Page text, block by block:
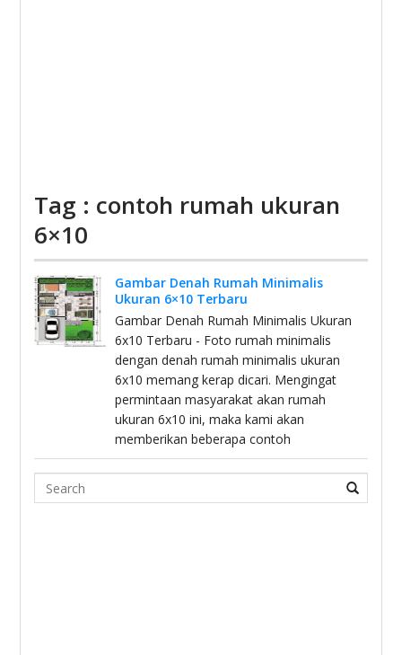
Tag : contoh rumah ukuran
6×10
Gambar Denah Rumah Minimalis
Ukuran 6×10 Terbaru
Gambar Denah Rumah Minimalis Ukuran
6x10 Terbaru - Foto rumah minimalis
dengan denah rumah minimalis ukuran
6x10 memang kerap dicari. Mengingat
permintaan masyarakat akan rumah
ukuran 6x10 ini, maka kami akan
memberikan beberapa contoh
Search